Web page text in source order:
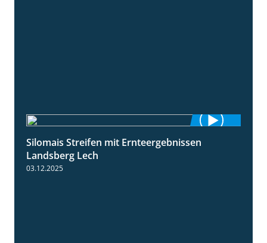
11:01
Silomais Streifen mit Ernteergebnissen
Landsberg Lech
03.12.2025